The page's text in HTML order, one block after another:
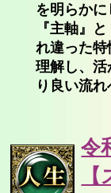
を明らか
『主軸』
れ違った特
理解し、活
り良い流れ
令